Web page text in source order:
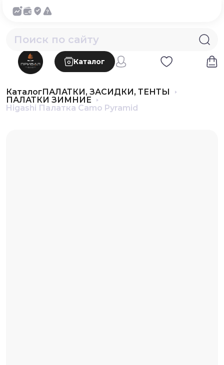
Каталог
КаталогПАЛАТКИ, ЗАСИДКИ, ТЕНТЫ
ПАЛАТКИ ЗИМНИЕ
Higashi Палатка Camo Pyramid